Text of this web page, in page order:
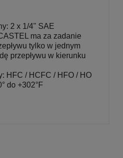
2 x 1/4" SAE
ma za zadanie
tylko w jednym
przepływu w kierunku
HFC / HCFC / HFO / HO
do +302°F